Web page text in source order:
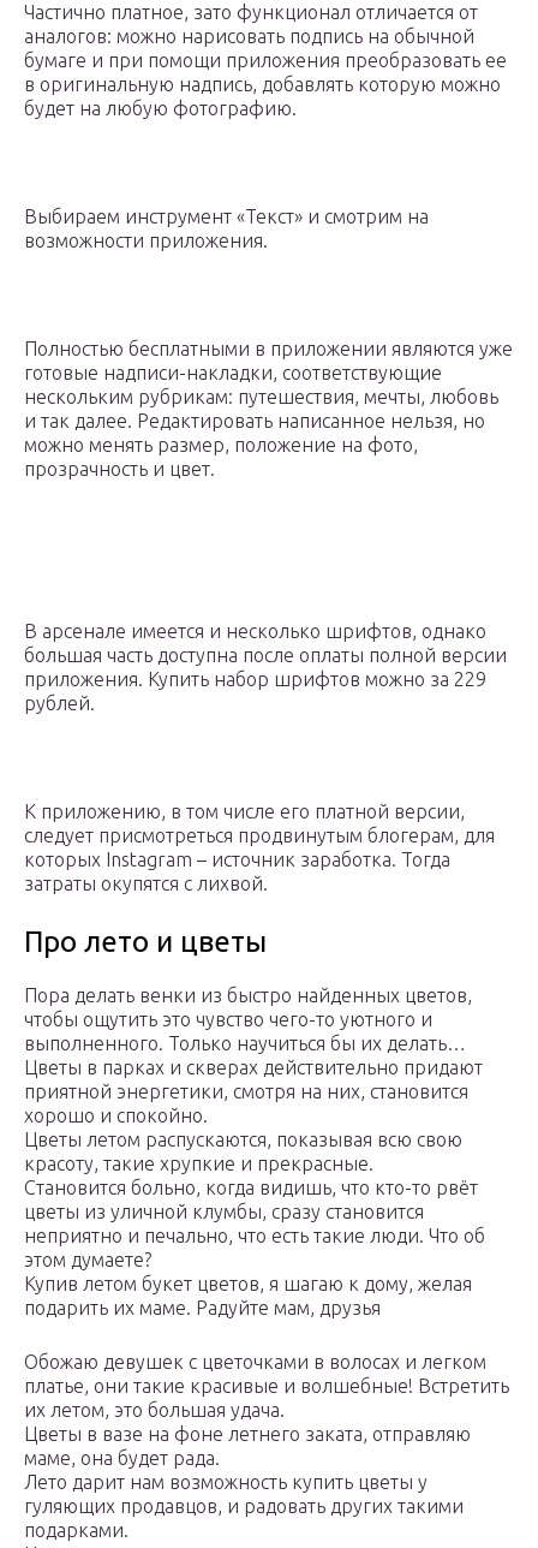
Частично платное, зато функционал отличается от
аналогов: можно нарисовать подпись на обычной
бумаге и при помощи приложения преобразовать ее
в оригинальную надпись, добавлять которую можно
будет на любую фотографию.
Выбираем инструмент «Текст» и смотрим на
возможности приложения.
Полностью бесплатными в приложении являются уже
готовые надписи-накладки, соответствующие
нескольким рубрикам: путешествия, мечты, любовь
и так далее. Редактировать написанное нельзя, но
можно менять размер, положение на фото,
прозрачность и цвет.
В арсенале имеется и несколько шрифтов, однако
большая часть доступна после оплаты полной версии
приложения. Купить набор шрифтов можно за 229
рублей.
К приложению, в том числе его платной версии,
следует присмотреться продвинутым блогерам, для
которых Instagram – источник заработка. Тогда
затраты окупятся с лихвой.
Про лето и цветы
Пора делать венки из быстро найденных цветов,
чтобы ощутить это чувство чего-то уютного и
выполненного. Только научиться бы их делать…
Цветы в парках и скверах действительно придают
приятной энергетики, смотря на них, становится
хорошо и спокойно.
Цветы летом распускаются, показывая всю свою
красоту, такие хрупкие и прекрасные.
Становится больно, когда видишь, что кто-то рвёт
цветы из уличной клумбы, сразу становится
неприятно и печально, что есть такие люди. Что об
этом думаете?
Купив летом букет цветов, я шагаю к дому, желая
подарить их маме. Радуйте мам, друзья
Обожаю девушек с цветочками в волосах и легком
платье, они такие красивые и волшебные! Встретить
их летом, это большая удача.
Цветы в вазе на фоне летнего заката, отправляю
маме, она будет рада.
Лето дарит нам возможность купить цветы у
гуляющих продавцов, и радовать других такими
подарками.